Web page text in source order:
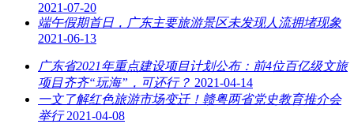
2021-07-20
端午假期首日，广东主要旅游景区未发现人流拥堵现象
2021-06-13
广东省2021年重点建设项目计划公布：前4位百亿级文旅
项目齐齐“玩海”，可还行？ 2021-04-14
一文了解红色旅游市场变迁！赣粤两省党史教育推介会
举行 2021-04-08